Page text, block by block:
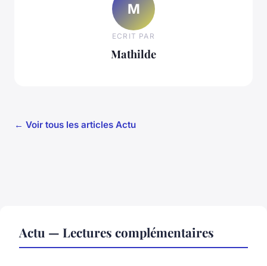
M
ECRIT PAR
Mathilde
← Voir tous les articles Actu
Actu — Lectures complémentaires